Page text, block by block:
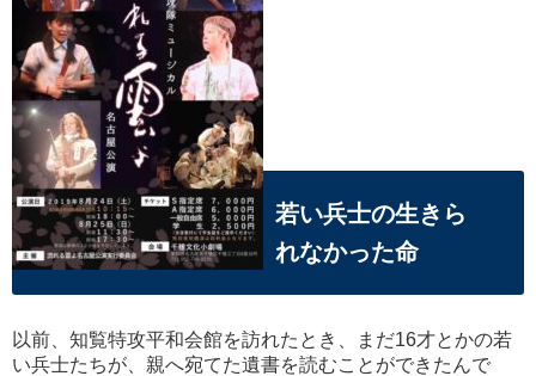
若い兵士の生きら
れなかった命
以前、知覧特攻平和会館を訪れたとき、まだ16才とかの若
い兵士たちが、親へ宛てた遺書を読むことができたんで